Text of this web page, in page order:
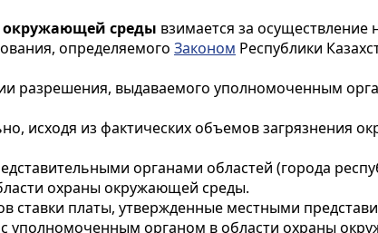
окружающей среды взимается за осуществление
определяемого Законом Республики
разрешения, выдаваемого уполномоченным
исходя из фактических объемов загрязнения
органами областей (города
охраны окружающей среды.
ставки платы, утвержденные местными
уполномоченным органом в области охраны